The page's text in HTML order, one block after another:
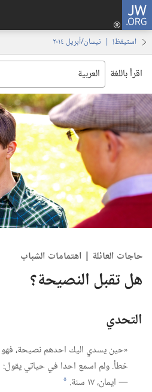
JW.ORG
استيقظ‏!‏ | ‏‎نيسان/أبريل‏ ‏‎٢٠١٤‏
اقرأ باللغة
حاجات العائلة | اهتمامات الشباب
هل تقبل النصيحة؟‏
التحدي
‏«حين يسدي اليك احدهم نصيحة،‏ فهو
خطأ.‏ ولم اسمع احدا في حياتي
—‏ ايمان،‏ ١٧ سنة.‏
a